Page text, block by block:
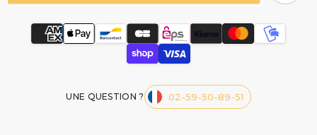
Géant
Géant
UNE QUESTION ? 02-59-50-89-51